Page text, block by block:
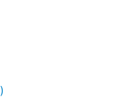
Domain